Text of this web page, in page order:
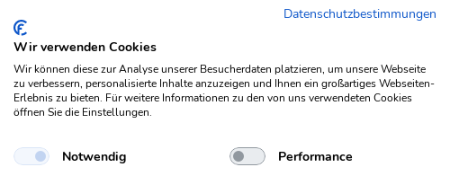
Suchergebnisse
einseitig
Glaubenslehrer
Datenschutzbestimmungen
Wir verwenden Cookies
Wir können diese zur Analyse unserer Besucherdaten platzieren, um unsere Webseite
zu verbessern, personalisierte Inhalte anzuzeigen und Ihnen ein großartiges Webseiten-
Erlebnis zu bieten. Für weitere Informationen zu den von uns verwendeten Cookies
öffnen Sie die Einstellungen.
Notwendig
Performance